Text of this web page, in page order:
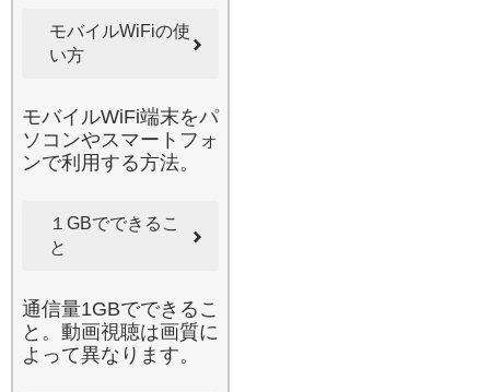
で「安心」を追求している
からこそ、多くの法人様や
個人のお客様にリピートい
安全なネット環境を、カバ
ンの中に。
2026.6.17
毎月の通信制限にお悩みで
内用Wi-Fiをレンタルするこ
とで、高額なデータローミ
チャージを節約できます。
特に引っ越し直後の固定回
線が開通するまでの期間
や、不意の入院で病院内の
モバイルWiFiの使
い方
モバイルWiFi端末をパ
ソコンやスマートフォ
ンで利用する方法。
１GBでできるこ
と
通信量1GBでできるこ
と。動画視聴は画質に
よって異なります。